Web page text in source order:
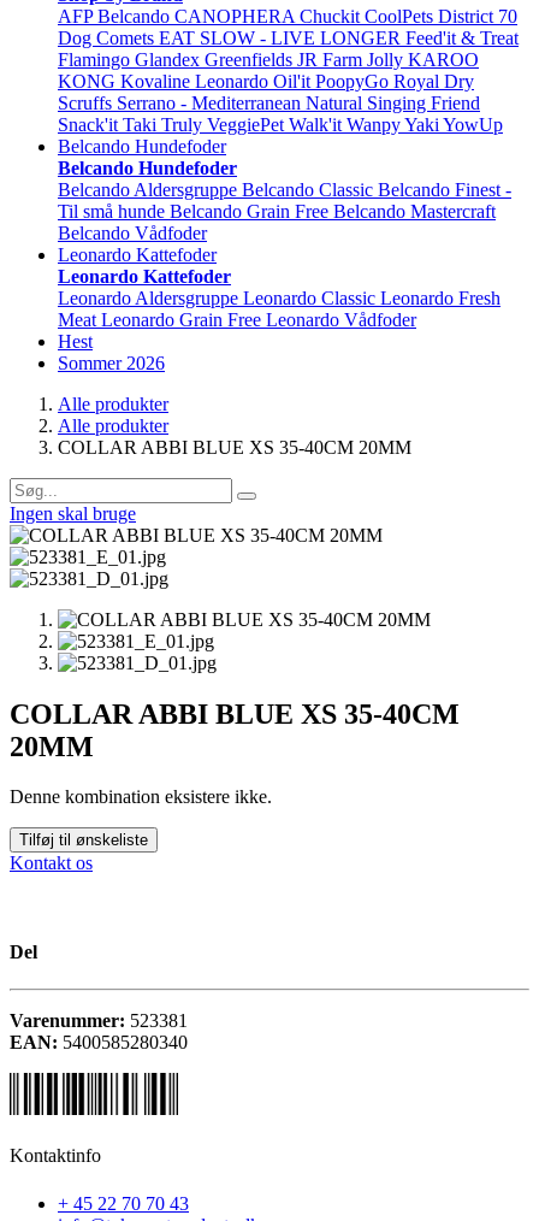
AFP Belcando CANOPHERA Chuckit CoolPets District 70
Dog Comets EAT SLOW - LIVE LONGER Feed'it & Treat
Flamingo Glandex Greenfields JR Farm Jolly KAROO
KONG Kovaline Leonardo Oil'it PoopyGo Royal Dry
Scruffs Serrano - Mediterranean Natural Singing Friend
Snack'it Taki Truly VeggiePet Walk'it WanpyYaki YowUp
Belcando Hundefoder
Belcando Hundefoder
Belcando Aldersgruppe Belcando Classic Belcando Finest -
Til små hunde Belcando Grain Free Belcando Mastercraft
Belcando Vådfoder
Leonardo Kattefoder
Leonardo Kattefoder
Leonardo Aldersgruppe Leonardo Classic Leonardo Fresh
Meat Leonardo Grain Free Leonardo Vådfoder
Hest
Sommer 2026
Alle produkter
Alle produkter
COLLAR ABBI BLUE XS 35-40CM 20MM
Ingen skal bruge
COLLAR ABBI BLUE XS 35-40CM
20MM
Denne kombination eksistere ikke.
Tilføj til ønskeliste
Kontakt os
Del
Varenummer: 523381
EAN: 5400585280340
Kontaktinfo
+ 45 22 70 70 43